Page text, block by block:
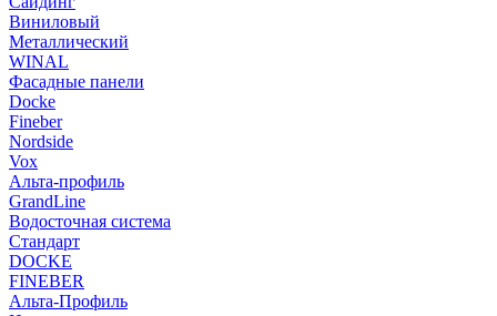
Виниловый
Металлический
WINAL
Фасадные панели
Docke
Fineber
Nordside
Vox
Альта-профиль
GrandLine
Водосточная система
Стандарт
DOCKE
FINEBER
Альта-Профиль